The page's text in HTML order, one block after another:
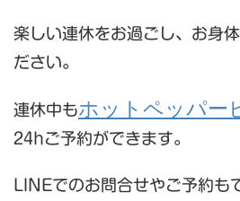
楽しい連休をお過ごし、お身
ださい。
連休中もホットペッパー
24hご予約ができます。
LINEでのお問合せやご予約も